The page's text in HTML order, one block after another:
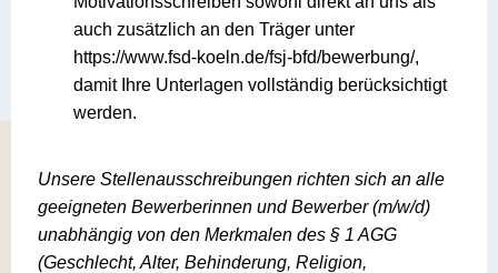
auch zusätzlich an den Träger unter
https://www.fsd-koeln.de/fsj-bfd/bewerbung/,
damit Ihre Unterlagen vollständig berücksichtigt
werden.
Unsere Stellenausschreibungen richten sich an alle
geeigneten Bewerberinnen und Bewerber (m/w/d)
unabhängig von den Merkmalen des § 1 AGG
(Geschlecht, Alter, Behinderung, Religion,